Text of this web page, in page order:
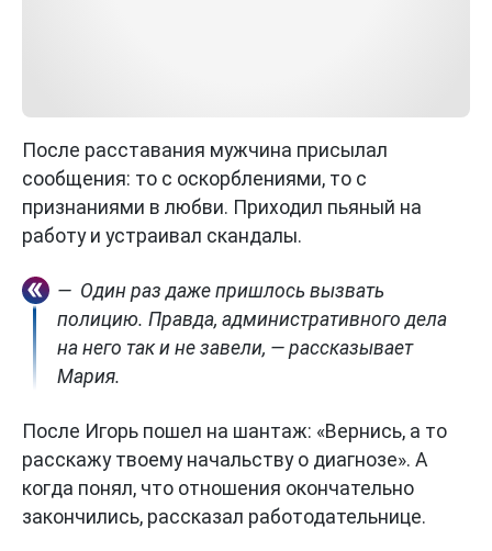
После расставания мужчина присылал
сообщения: то с оскорблениями, то с
признаниями в любви. Приходил пьяный на
работу и устраивал скандалы.
— Один раз даже пришлось вызвать
полицию. Правда, административного дела
на него так и не завели, — рассказывает
Мария.
После Игорь пошел на шантаж: «Вернись, а то
расскажу твоему начальству о диагнозе». А
когда понял, что отношения окончательно
закончились, рассказал работодательнице.